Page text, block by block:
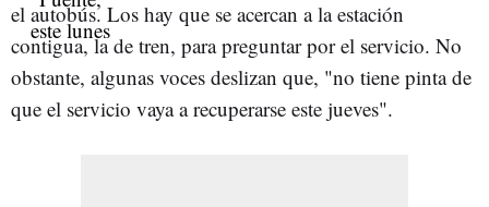
el autobús. Los hay que se acercan a la estación
contigua, la de tren, para preguntar por el servicio. No
obstante, algunas voces deslizan que, "no tiene pinta de
que el servicio vaya a recuperarse este jueves".